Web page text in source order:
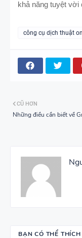
khả năng tuyệt vời
công cụ dịch thuật
CŨ HƠN
Những điều cần biết về
BẠN CÓ THỂ